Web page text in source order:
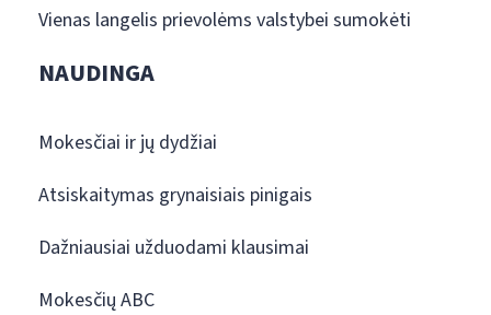
Vienas langelis prievolėms valstybei sumokėti
NAUDINGA
Mokesčiai ir jų dydžiai
Atsiskaitymas grynaisiais pinigais
Dažniausiai užduodami klausimai
Mokesčių ABC